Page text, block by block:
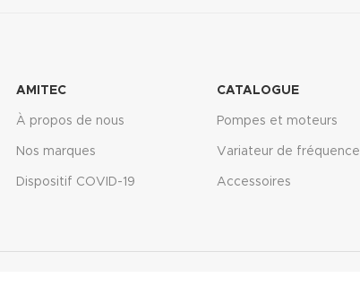
AMITEC
À propos de nous
Nos marques
Dispositif COVID-19
CATALOGUE
Pompes et moteurs
Variateur de fréquence
Accessoires